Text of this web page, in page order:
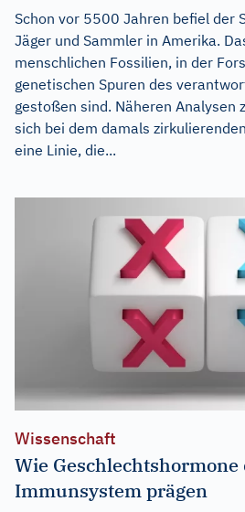
Schon vor 5500 Jahren befiel der
Jäger und Sammler in Amerika.
menschlichen Fossilien, in der
genetischen Spuren des
gestoßen sind. Näheren Analysen
sich bei dem damals
eine Linie, die...
Wissenschaft
Wie Geschlechtshormone
Immunsystem prägen